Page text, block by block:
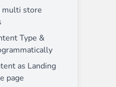
multi store
Type &
as Landing
page